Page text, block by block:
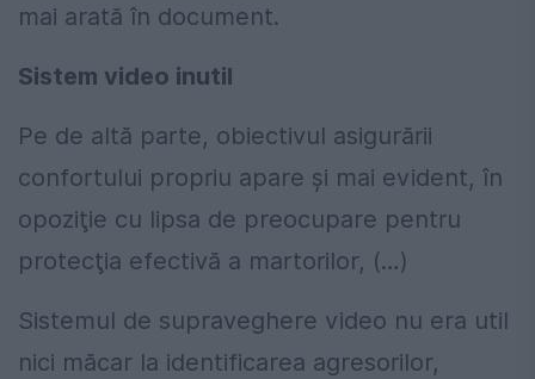
mai arată în document.
Sistem video inutil
Pe de altă parte, obiectivul asigurării
confortului propriu apare şi mai evident, în
opoziţie cu lipsa de preocupare pentru
protecţia efectivă a martorilor, (…)
Sistemul de supraveghere video nu era util
nici măcar la identificarea agresorilor,